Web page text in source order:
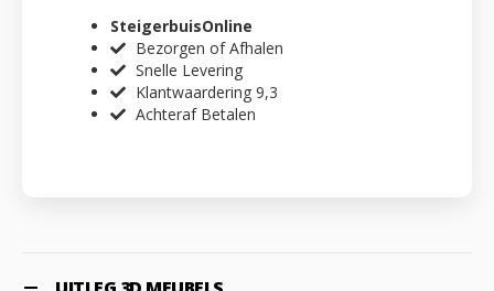
SteigerbuisOnline
Bezorgen of Afhalen
Snelle Levering
Klantwaardering 9,3
Achteraf Betalen